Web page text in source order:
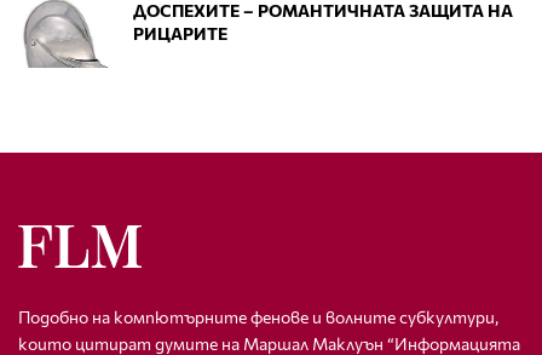
ДОСПЕХИТЕ – РОМАНТИЧНАТА ЗАЩИТА НА
РИЦАРИТЕ
Подобно на компютърните фенове и волните субкултури,
които цитират думите на Маршал Маклуън “Информацията